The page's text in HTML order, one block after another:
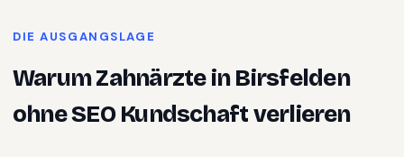
DIE AUSGANGSLAGE
WarumZahnärzteinBirsfelden
ohne SEO Kundschaft verlieren